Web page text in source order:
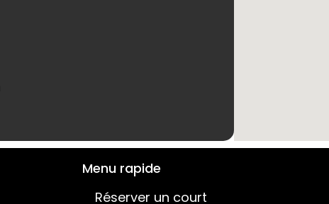
Menu rapide
Réserver un court